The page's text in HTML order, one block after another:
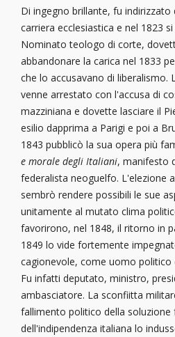
Di ingegno brillante, fu indirizzato
carriera ecclesiastica e nel 1823
Nominato teologo di corte,
abbandonare la carica nel 1833
che lo accusavano di liberalismo.
venne arrestato con l'accusa di
mazziniana e dovette lasciare il
esilio dapprima a Parigi e poi a
1843 pubblicò la sua opera più
e morale degli Italiani, manifesto
federalista neoguelfo. L'elezione
sembrò rendere possibili le sue
unitamente al mutato clima
favorirono, nel 1848, il ritorno in
1849 lo vide fortemente
cagionevole, come uomo politico
Fu infatti deputato, ministro,
ambasciatore. La sconfiitta
fallimento politico della soluzione
dell'indipendenza italiana lo